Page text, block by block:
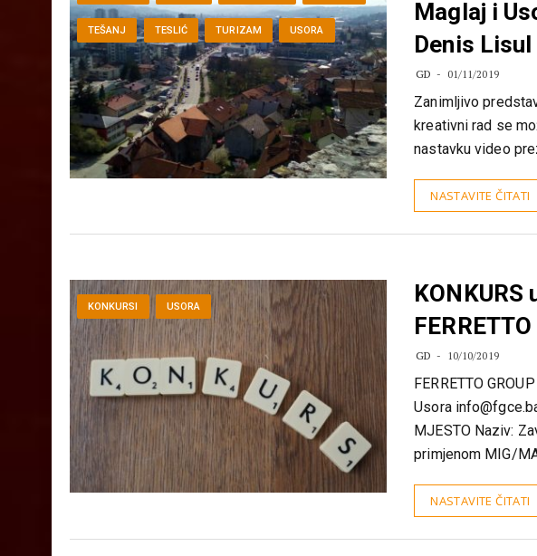
DERVENTA DOBOJ GRAČANICA MAGLAJ
TEŠANJ TESLIĆ TURIZAM USORA
Doboj,
Maglaj i
Denis Lisul
GD 01/11/2019
Zanimljivo
kreativni rad se
nastavku video
NASTAVITE ČITATI
KONKURSI USORA
KONKURS
FERRETTO
GD 10/10/2019
FERRETTO
MJESTO Naziv:
primjenom MIG/
NASTAVITE ČITATI